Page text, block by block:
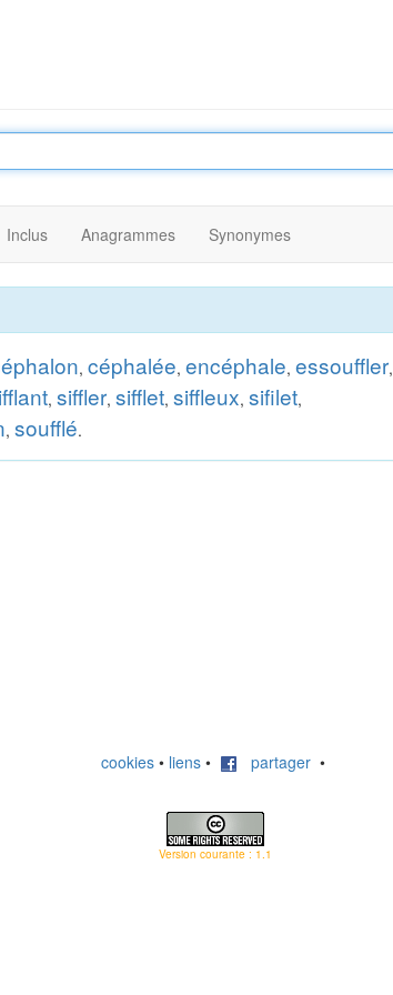
Inclus Anagrammes Synonymes
, céphalée, encéphale, essouffler,
, siffler, sifflet, siffleux, sifilet,
, soufflé.
cookies • liens • partager •
Version courante : 1.1